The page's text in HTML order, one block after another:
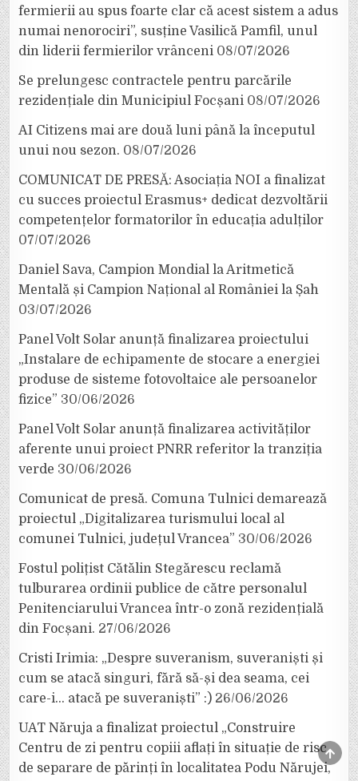
fermierii au spus foarte clar că acest sistem a adus
numai nenorociri”, susține Vasilică Pamfil, unul
din liderii fermierilor vrânceni 08/07/2026
Se prelungesc contractele pentru parcările
rezidențiale din Municipiul Focșani 08/07/2026
AI Citizens mai are două luni până la începutul
unui nou sezon. 08/07/2026
COMUNICAT DE PRESĂ: Asociația NOI a finalizat
cu succes proiectul Erasmus+ dedicat dezvoltării
competențelor formatorilor în educația adulților
07/07/2026
Daniel Sava, Campion Mondial la Aritmetică
Mentală și Campion Național al României la Șah
03/07/2026
Panel Volt Solar anunță finalizarea proiectului
„Instalare de echipamente de stocare a energiei
produse de sisteme fotovoltaice ale persoanelor
fizice” 30/06/2026
Panel Volt Solar anunță finalizarea activităților
aferente unui proiect PNRR referitor la tranziția
verde 30/06/2026
Comunicat de presă. Comuna Tulnici demarează
proiectul „Digitalizarea turismului local al
comunei Tulnici, județul Vrancea” 30/06/2026
Fostul polițist Cătălin Stegărescu reclamă
tulburarea ordinii publice de către personalul
Penitenciarului Vrancea într-o zonă rezidențială
din Focșani. 27/06/2026
Cristi Irimia: „Despre suveranism, suveraniști și
cum se atacă singuri, fără să-și dea seama, cei
care-i… atacă pe suveraniști” :) 26/06/2026
UAT Năruja a finalizat proiectul „Construire
Centru de zi pentru copiii aflați în situație de risc
de separare de părinți în localitatea Podu Nărujei, TO
TOP